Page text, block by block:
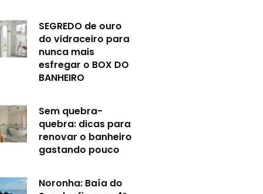
SEGREDO de ouro
do vidraceiro para
nunca mais
esfregar o BOX DO
BANHEIRO
Sem quebra-
quebra: dicas para
renovar o banheiro
gastando pouco
Noronha: Baía do